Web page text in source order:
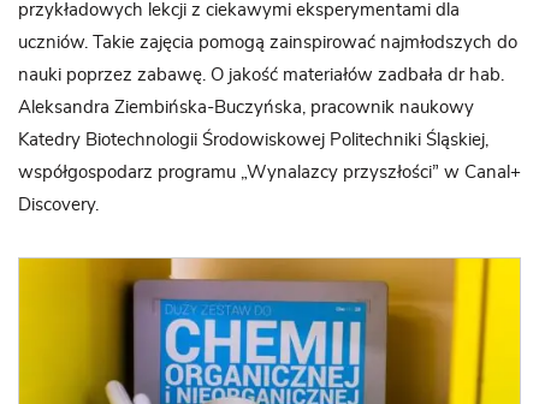
przykładowych lekcji z ciekawymi eksperymentami dla
uczniów. Takie zajęcia pomogą zainspirować najmłodszych do
nauki poprzez zabawę. O jakość materiałów zadbała dr hab.
Aleksandra Ziembińska-Buczyńska, pracownik naukowy
Katedry Biotechnologii Środowiskowej Politechniki Śląskiej,
współgospodarz programu „Wynalazcy przyszłości” w Canal+
Discovery.